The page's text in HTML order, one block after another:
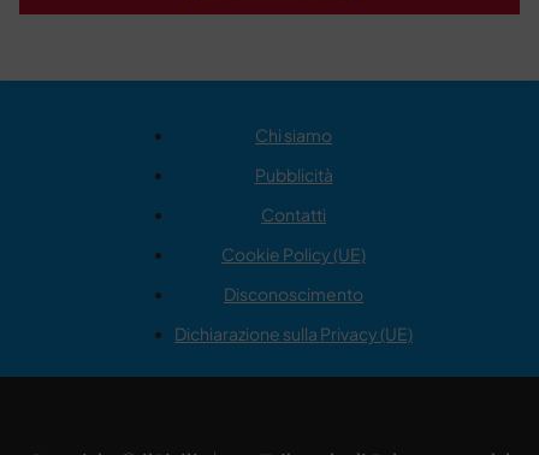
Chi siamo
Pubblicità
Contatti
Cookie Policy (UE)
Disconoscimento
Dichiarazione sulla Privacy (UE)